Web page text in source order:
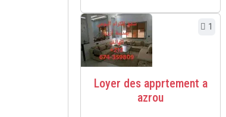
1
Loyer des apprtement a
azrou